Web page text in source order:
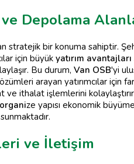
Depolama
stratejik bir konuma sahiptir.
için büyük yatırım avantajları
Bu durum, Van OSB'yi
arayan yatırımcılar için
ve ithalat işlemlerini
organize yapısı ekonomik
ve İletişim